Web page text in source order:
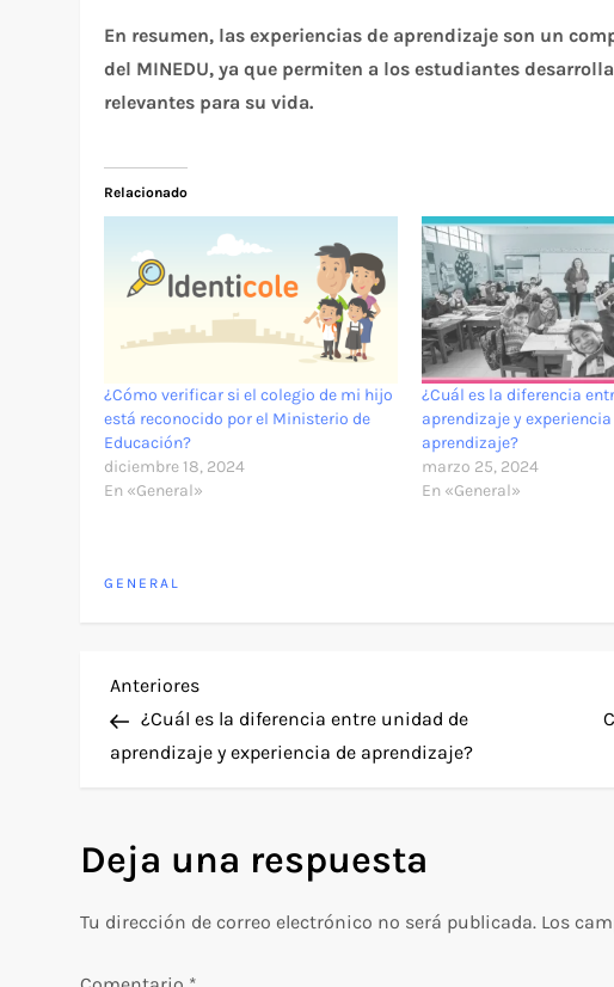
En resumen, las experiencias de aprendizaje son un
del MINEDU, ya que permiten a los estudiantes
relevantes para su vida.
Relacionado
¿Cómo verificar si el colegio de mi hijo
está reconocido por el Ministerio de
Educación?
diciembre 18, 2024
En «General»
¿Cuál es la diferencia
aprendizaje y experiencia
aprendizaje?
marzo 25, 2024
En «General»
GENERAL
N
a
e
g
a
Entrada
anterior
Anteriores
¿Cuál es la diferencia entre unidad de
aprendizaje y experiencia de aprendizaje?
Deja una respuesta
Tu dirección de correo electrónico no será publicada. Los